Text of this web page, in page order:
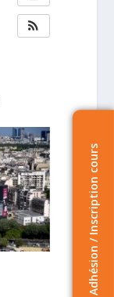
Adhésion / Inscription cours